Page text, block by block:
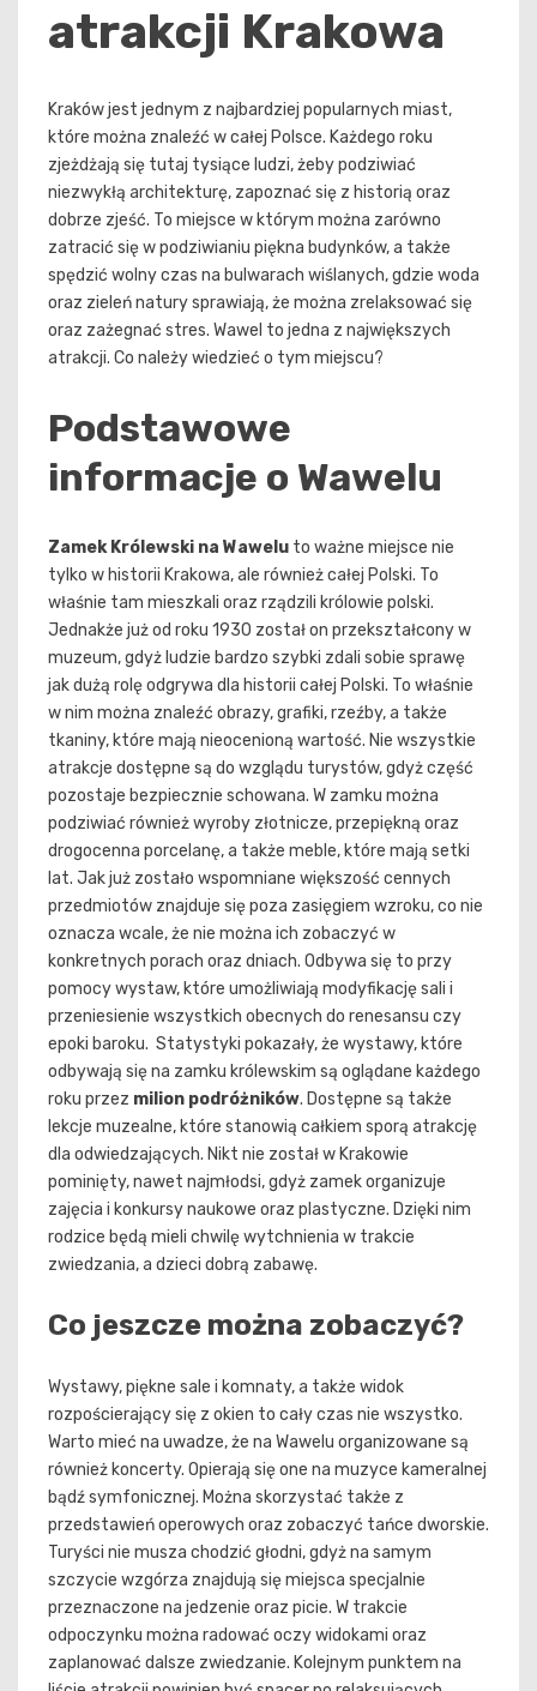
atrakcji Krakowa
Kraków jest jednym z najbardziej popularnych miast,
które można znaleźć w całej Polsce. Każdego roku
zjeżdżają się tutaj tysiące ludzi, żeby podziwiać
niezwykłą architekturę, zapoznać się z historią oraz
dobrze zjeść. To miejsce w którym można zarówno
zatracić się w podziwianiu piękna budynków, a także
spędzić wolny czas na bulwarach wiślanych, gdzie woda
oraz zieleń natury sprawiają, że można zrelaksować się
oraz zażegnać stres. Wawel to jedna z największych
atrakcji. Co należy wiedzieć o tym miejscu?
Podstawowe
informacje o Wawelu
Zamek Królewski na Wawelu to ważne miejsce nie
tylko w historii Krakowa, ale również całej Polski. To
właśnie tam mieszkali oraz rządzili królowie polski.
Jednakże już od roku 1930 został on przekształcony w
muzeum, gdyż ludzie bardzo szybki zdali sobie sprawę
jak dużą rolę odgrywa dla historii całej Polski. To właśnie
w nim można znaleźć obrazy, grafiki, rzeźby, a także
tkaniny, które mają nieocenioną wartość. Nie wszystkie
atrakcje dostępne są do wzglądu turystów, gdyż część
pozostaje bezpiecznie schowana. W zamku można
podziwiać również wyroby złotnicze, przepiękną oraz
drogocenna porcelanę, a także meble, które mają setki
lat. Jak już zostało wspomniane większość cennych
przedmiotów znajduje się poza zasięgiem wzroku, co nie
oznacza wcale, że nie można ich zobaczyć w
konkretnych porach oraz dniach. Odbywa się to przy
pomocy wystaw, które umożliwiają modyfikację sali i
przeniesienie wszystkich obecnych do renesansu czy
epoki baroku. Statystyki pokazały, że wystawy, które
odbywają się na zamku królewskim są oglądane każdego
roku przez milion podróżników. Dostępne są także
lekcje muzealne, które stanowią całkiem sporą atrakcję
dla odwiedzających. Nikt nie został w Krakowie
pominięty, nawet najmłodsi, gdyż zamek organizuje
zajęcia i konkursy naukowe oraz plastyczne. Dzięki nim
rodzice będą mieli chwilę wytchnienia w trakcie
zwiedzania, a dzieci dobrą zabawę.
Co jeszcze można zobaczyć?
Wystawy, piękne sale i komnaty, a także widok
rozpościerający się z okien to cały czas nie wszystko.
Warto mieć na uwadze, że na Wawelu organizowane są
również koncerty. Opierają się one na muzyce kameralnej
bądź symfonicznej. Można skorzystać także z
przedstawień operowych oraz zobaczyć tańce dworskie.
Turyści nie musza chodzić głodni, gdyż na samym
szczycie wzgórza znajdują się miejsca specjalnie
przeznaczone na jedzenie oraz picie. W trakcie
odpoczynku można radować oczy widokami oraz
zaplanować dalsze zwiedzanie. Kolejnym punktem na